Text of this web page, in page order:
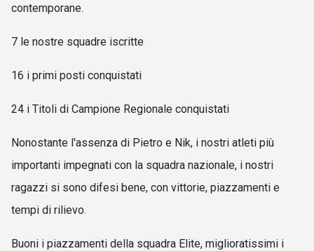
contemporane.
7 le nostre squadre iscritte
16 i primi posti conquistati
24 i Titoli di Campione Regionale conquistati
Nonostante l'assenza di Pietro e Nik, i nostri atleti più
importanti impegnati con la squadra nazionale, i nostri
ragazzi si sono difesi bene, con vittorie, piazzamenti e
tempi di rilievo.
Buoni i piazzamenti della squadra Elite, miglioratissimi i